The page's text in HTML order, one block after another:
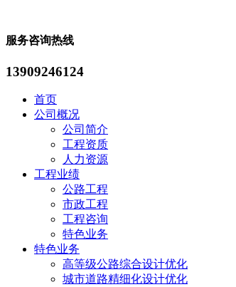
服务咨询热线
13909246124
首页
公司概况
公司简介
工程资质
人力资源
工程业绩
公路工程
市政工程
工程咨询
特色业务
特色业务
高等级公路综合设计优化
城市道路精细化设计优化